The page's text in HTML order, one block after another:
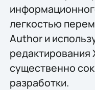
легкостью
Author и
редактирования
существенно
разработки.